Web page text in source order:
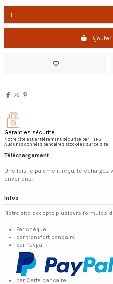
Ajouter
Garanties sécurité
Notre site est entièrement sécurisé par HTPS
Aucunes données bancaires stockées sur ce site
Téléchargement
Une fois le paiement reçu, téléchargez
enverrons.
Infos
Notre site accepte plusieurs formules
Par chèque
par transfert bancaire
par Paypal
par Carte bancaire